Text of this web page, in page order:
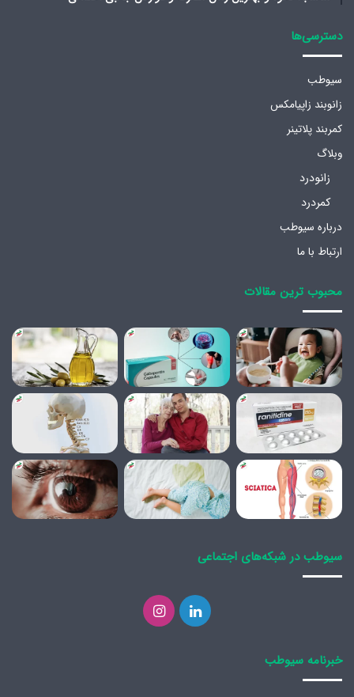
دسترسی‌ها
سیوطب
زانوبند زاپیامکس
کمربند پلاتینر
وبلاگ
زانودرد
کمردرد
درباره سیوطب
ارتباط با ما
محبوب ترین مقالات
سیوطب در شبکه‌های اجتماعی
لینکدیناینستاگرام
خبرنامه سیوطب